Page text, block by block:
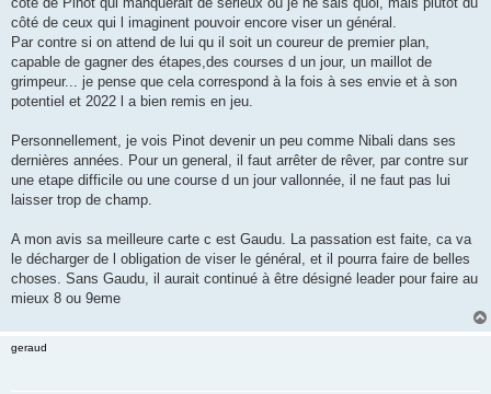
côté de ceux qui l imaginent pouvoir encore viser un général.
Par contre si on attend de lui qu il soit un coureur de premier plan,
capable de gagner des étapes,des courses d un jour, un maillot de
grimpeur... je pense que cela correspond à la fois à ses envie et à son
potentiel et 2022 l a bien remis en jeu.
Personnellement, je vois Pinot devenir un peu comme Nibali dans ses
dernières années. Pour un general, il faut arrêter de rêver, par contre sur
une etape difficile ou une course d un jour vallonnée, il ne faut pas lui
laisser trop de champ.
A mon avis sa meilleure carte c est Gaudu. La passation est faite, ca va
le décharger de l obligation de viser le général, et il pourra faire de belles
choses. Sans Gaudu, il aurait continué à être désigné leader pour faire au
mieux 8 ou 9eme
geraud